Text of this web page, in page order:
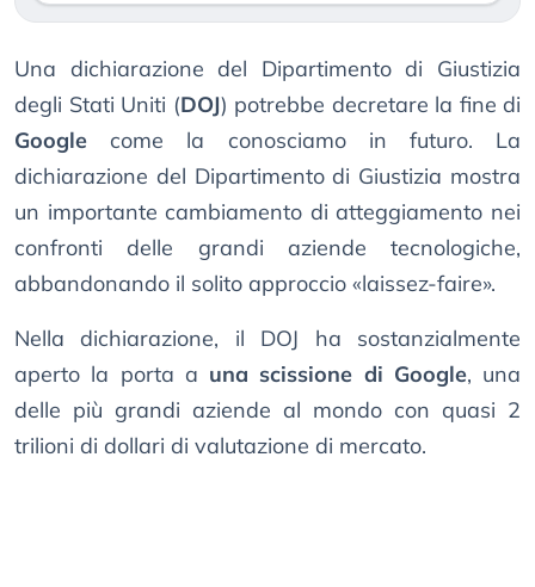
Una dichiarazione del Dipartimento di Giustizia
degli Stati Uniti (DOJ) potrebbe decretare la fine di
Google come la conosciamo in futuro. La
dichiarazione del Dipartimento di Giustizia mostra
un importante cambiamento di atteggiamento nei
confronti delle grandi aziende tecnologiche,
abbandonando il solito approccio «laissez-faire».
Nella dichiarazione, il DOJ ha sostanzialmente
aperto la porta a una scissione di Google, una
delle più grandi aziende al mondo con quasi 2
trilioni di dollari di valutazione di mercato.